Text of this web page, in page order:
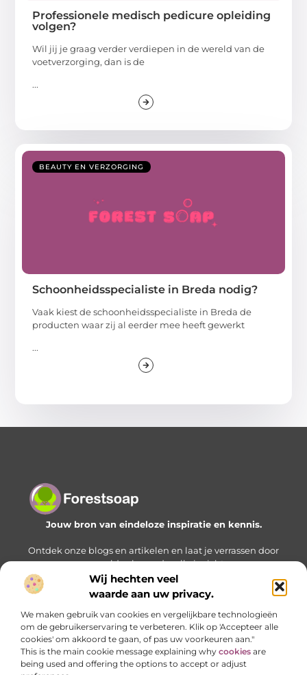
Wij hechten veel
waarde aan uw privacy.
We maken gebruik van cookies en vergelijkbare technologieën
om de gebruikerservaring te verbeteren. Klik op 'Accepteer alle
cookies' om akkoord te gaan, of pas uw voorkeuren aan."
This is the main cookie message explaining why cookies are
being used and offering the options to accept or adjust
Professionele medisch pedicure opleiding
volgen?
Wil jij je graag verder verdiepen in de wereld van de
voetverzorging, dan is de
...
BEAUTY EN VERZORGING
Schoonheidsspecialiste in Breda nodig?
Vaak kiest de schoonheidsspecialiste in Breda de
producten waar zij al eerder mee heeft gewerkt
...
Jouw bron van eindeloze inspiratie en kennis.
Ontdek onze blogs en artikelen en laat je verrassen door
een wereld vol waardevolle inzichten.
Bericht categorie
Onze informatie